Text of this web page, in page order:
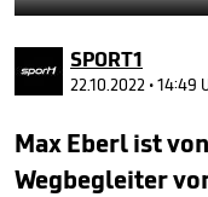
SPORT1
22.10.2022 • 14:49
Max Eberl ist
Wegbegleiter